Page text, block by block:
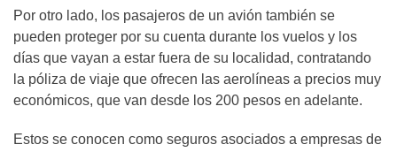
Por otro lado, los pasajeros de un avión también se
pueden proteger por su cuenta durante los vuelos y los
días que vayan a estar fuera de su localidad, contratando
la póliza de viaje que ofrecen las aerolíneas a precios muy
económicos, que van desde los 200 pesos en adelante.
Estos se conocen como seguros asociados a empresas de